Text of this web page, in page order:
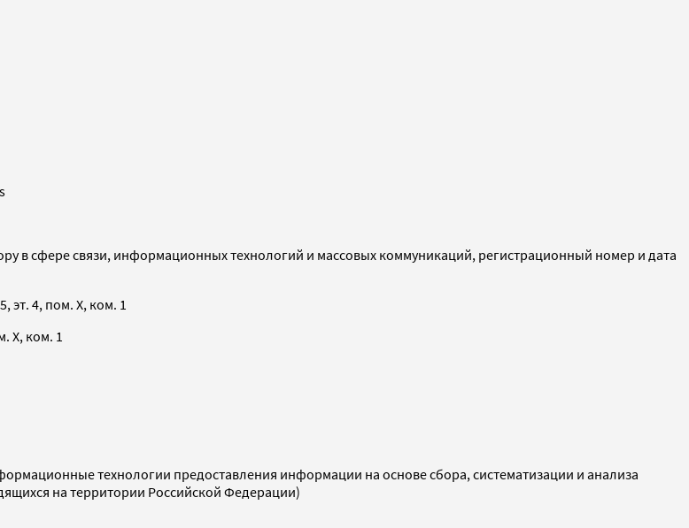
в сфере связи, информационных технологий и массовых коммуникаций, регистрационный номер и дата
эт. 4, пом. X, ком. 1
X, ком. 1
технологии предоставления информации на основе сбора, систематизации и анализа
на территории Российской Федерации)